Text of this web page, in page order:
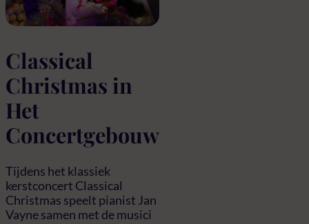
Classical
Christmas in
Het
Concertgebouw
Tijdens het klassiek
kerstconcert Classical
Christmas speelt pianist Jan
Vayne samen met de musici